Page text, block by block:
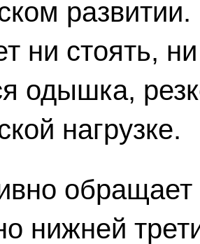
ни стоять,
одышка,
нагрузке.
нижней